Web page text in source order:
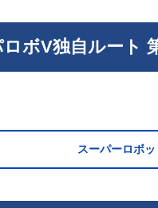
ボV独自ルート
スーパーロボ